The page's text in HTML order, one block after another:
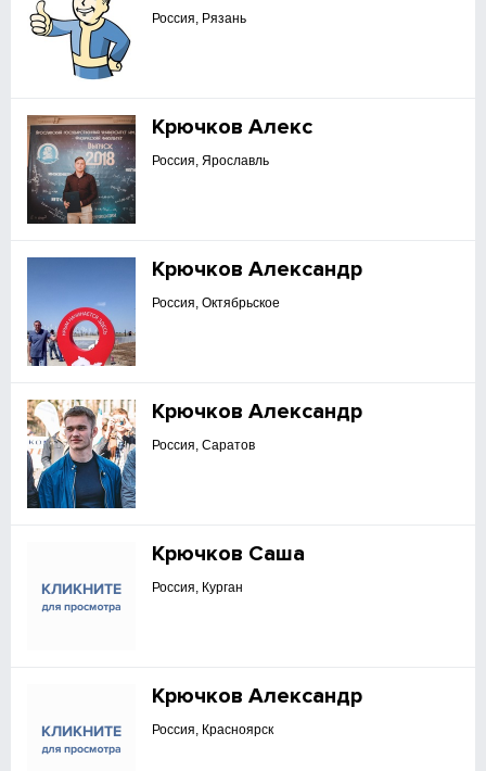
Россия, Рязань
Крючков Алекс
Россия, Ярославль
Крючков Александр
Россия, Октябрьское
Крючков Александр
Россия, Саратов
Крючков Саша
Россия, Курган
Крючков Александр
Россия, Красноярск